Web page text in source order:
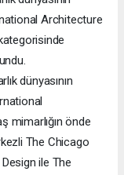
Architecture
dünyasının
mimarlığın önde
The Chicago
ile The